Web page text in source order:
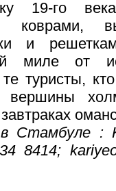
19-го
коврами,
и
миле от
туристы,
Стамбуле :
8414;